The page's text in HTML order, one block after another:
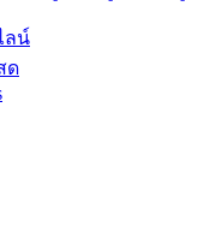
ลน์
ด